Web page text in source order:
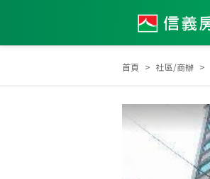
首頁 社區/商辦